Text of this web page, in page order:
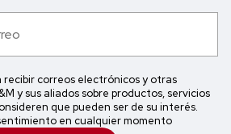
correos electrónicos y otras
y sus aliados sobre productos, servicios
que pueden ser de su interés.
en cualquier momento